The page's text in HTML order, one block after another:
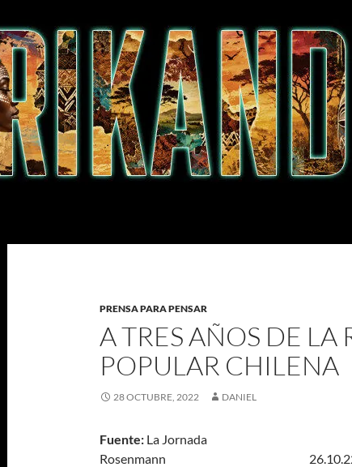
PRENSA PARA PENSAR
A TRES AÑOS DE LA
POPULAR CHILENA
28 OCTUBRE, 2022 DANIEL
Fuente: La Jornada
Rosenmann